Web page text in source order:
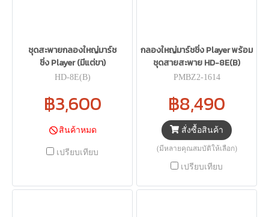
ชุดสะพายกลองใหญ่มาร์ช
ชิ่ง Player (มีแต่ขา)
HD-8E(B)
฿3,600
สินค้าหมด
เปรียบเทียบ
กลองใหญ่มาร์ชชิ่ง Player พร้อม
ชุดสายสะพาย HD-8E(B)
PMBZ2-1614
฿8,490
สั่งซื้อสินค้า
(มีหลายคุณสมบัติให้เลือก)
เปรียบเทียบ